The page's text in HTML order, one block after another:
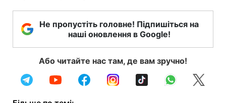
Не пропустіть головне! Підпишіться на
наші оновлення в Google!
Або читайте нас там, де вам зручно!